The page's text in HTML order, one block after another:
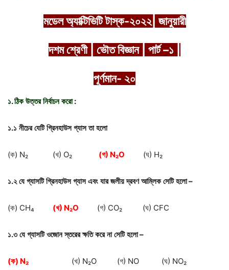
মডেল অ্যাক্টিভিটি টাস্ক-২০২২| জানুয়ারী
দশম শ্রেণী | ভৌত বিজ্ঞান | পার্ট –১ |
পূর্ণমান- ২০
১.ঠিক উত্তর নির্বাচন করো:
১.১ নীচের যেটি গ্রিনহাউস গ্যাস তা হলো
(ক) N₂ (খ) O₂ (গ) N₂O (ঘ) H₂
১.২ যে গ্যাসটি গ্রিনহাউস গ্যাস এবং যার জলীয় দ্রবণ আম্লিক সেটি হলো–
(ক) CH₄ (খ) N₂O (গ) CO₂ (ঘ) CFC
১.৩ যে গ্যাসটি ওজোন স্তরের ক্ষতি করে না সেটি হলো–
(ক) N₂ (খ) N₂O (গ) NO (ঘ) NO₂